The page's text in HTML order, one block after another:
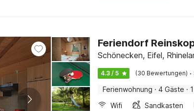
Feriendorf
Schönecken, Eifel,
4.3 / 5 (30 Bewertungen) ·
Ferienwohnung · 4 Gäste ·
Wifi
Sandkasten